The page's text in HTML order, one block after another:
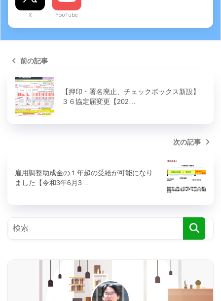
X YouTube
前の記事
【押印・署名廃止、チェックボックス新設】
３６協定届変更【202…
次の記事
雇用調整助成金の１年超の受給が可能になり
ました【令和3年6月3…